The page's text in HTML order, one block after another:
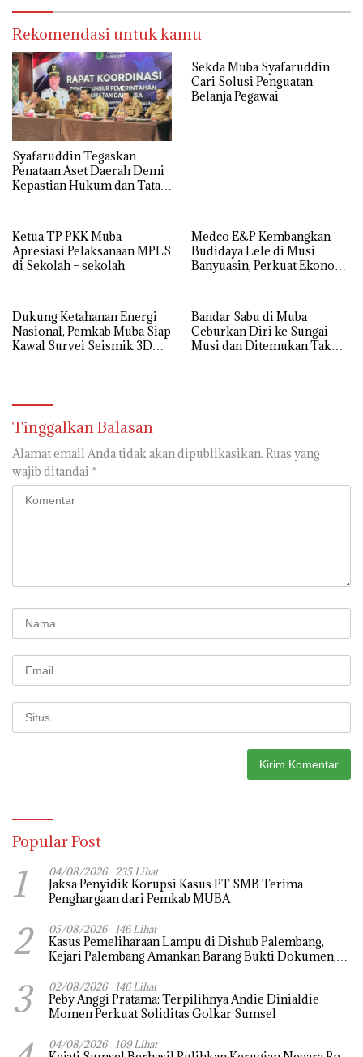
Rekomendasi untuk kamu
Syafaruddin Tegaskan
Penataan Aset Daerah Demi
Kepastian Hukum dan Tata
Sekda Muba Syafaruddin
Cari Solusi Penguatan
Belanja Pegawai
Ketua TP PKK Muba
Apresiasi Pelaksanaan MPLS
di Sekolah – sekolah
Medco E&P Kembangkan
Budidaya Lele di Musi
Banyuasin, Perkuat Ekonomi
Dukung Ketahanan Energi
Nasional, Pemkab Muba Siap
Kawal Survei Seismik 3D
Bandar Sabu di Muba
Ceburkan Diri ke Sungai
Musi dan Ditemukan Tak
Tinggalkan Balasan
Alamat email Anda tidak akan dipublikasikan. Ruas yang
wajib ditandai *
Popular Post
1 04/08/2026 235 Lihat
Jaksa Penyidik Korupsi Kasus PT SMB Terima
Penghargaan dari Pemkab MUBA
2 05/08/2026 146 Lihat
Kasus Pemeliharaan Lampu di Dishub Palembang,
Kejari Palembang Amankan Barang Bukti Dokumen,
3 02/08/2026 146 Lihat
Peby Anggi Pratama: Terpilihnya Andie Dinialdie
Momen Perkuat Soliditas Golkar Sumsel
04/08/2026 109 Lihat